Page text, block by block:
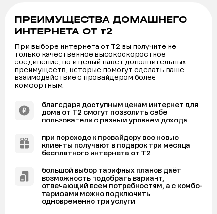
ПРЕИМУЩЕСТВА ДОМАШНЕГО
ИНТЕРНЕТА ОТ т2
При выборе интернета от Т2 вы получите не
только качественное высокоскоростное
соединение, но и целый пакет дополнительных
преимуществ, которые помогут сделать ваше
взаимодействие с провайдером более
комфортным:
благодаря доступным ценам интернет для
дома от Т2 смогут позволить себе
пользователи с разным уровнем дохода
при переходе к провайдеру все новые
клиенты получают в подарок три месяца
бесплатного интернета от Т2
большой выбор тарифных планов даёт
возможность подобрать вариант,
отвечающий всем потребностям, а с комбо-
тарифами можно подключить
одновременно три услуги